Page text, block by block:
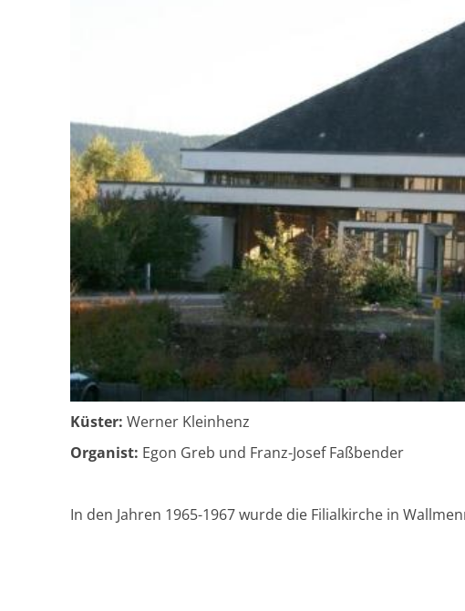
Küster: Werner Kleinhenz
Organist: Egon Greb und Franz-Josef Faßbender
In den Jahren 1965-1967 wurde die Filialkirche in